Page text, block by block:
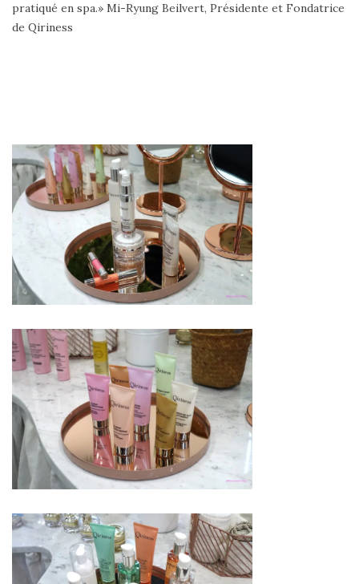
pratiqué en spa.» Mi-Ryung Beilvert, Présidente et Fondatrice
de Qiriness